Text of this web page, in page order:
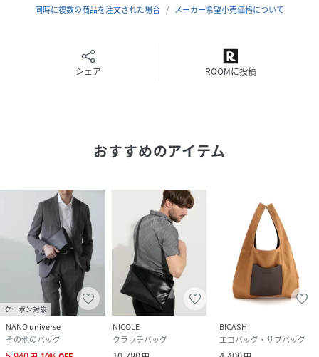
ております。
バングラデシュ
( B832-BLK-F HD2435
同時に複数の商品を注文された場合
メーカー希望小売価格について
シェア ROOMに投稿
おすすめのアイテム
クーポン対象
NANO universe
その他のバッグ
NICOLE
クラッチバッグ
BICASH
エコバッグ・サブバッグ